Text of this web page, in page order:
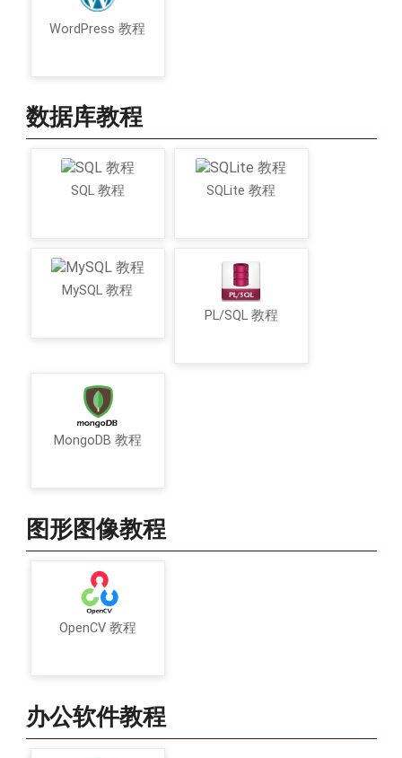
WordPress 教程
数据库教程
SQL 教程 SQLite 教程
MySQL 教程
PL/SQL 教程
MongoDB 教程
图形图像教程
OpenCV 教程
办公软件教程